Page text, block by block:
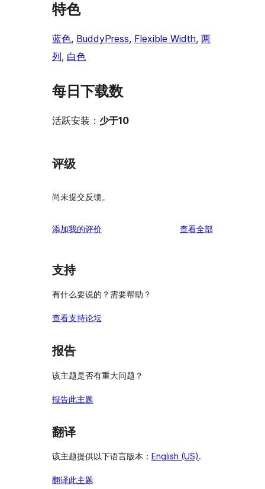
特色
蓝色, BuddyPress, Flexible Width, 两
列, 白色
每日下载数
活跃安装： 少于10
评级
尚未提交反馈。
添加我的评价 查看全部评
支持
有什么要说的？需要帮助？
查看支持论坛
报告
该主题是否有重大问题？
报告此主题
翻译
该主题提供以下语言版本： English (US).
翻译此主题